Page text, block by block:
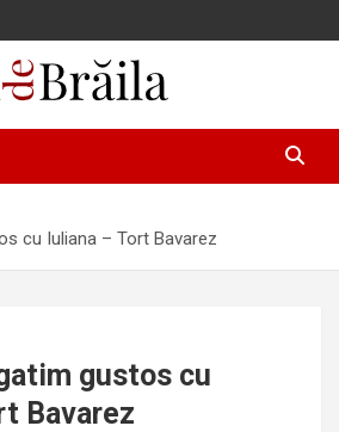
Brăila
cu Iuliana – Tort Bavarez
gustos cu
Bavarez